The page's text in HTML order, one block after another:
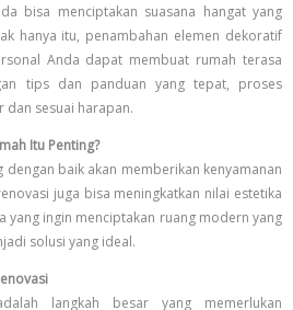
bisa menciptakan suasana hangat yang
hanya itu, penambahan elemen dekoratif
Anda dapat membuat rumah terasa
tips dan panduan yang tepat, proses
dan sesuai harapan.
Itu Penting?
baik akan memberikan kenyamanan
juga bisa meningkatkan nilai estetika
yang ingin menciptakan ruang modern yang
solusi yang ideal.
langkah besar yang memerlukan